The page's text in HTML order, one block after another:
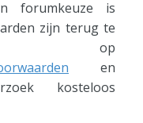
vaste delen en de
forumkeuze is
zijn terug te
op
en
kosteloos